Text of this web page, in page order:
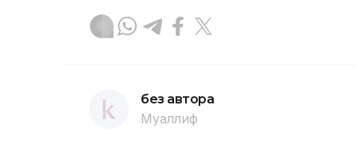
без автора
Муаллиф